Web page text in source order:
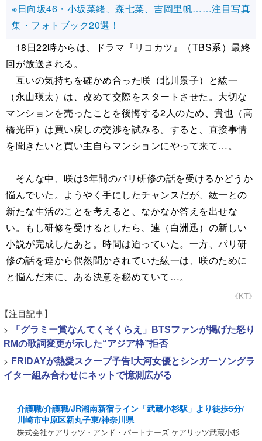
※日向坂46・小坂菜緒、森七菜、吉岡里帆……注目写真
集・フォトブック20選！
18日22時からは、ドラマ『リコカツ』（TBS系）最終
回が放送される。
互いの気持ちを確かめ合った咲（北川景子）と紘一
（永山瑛太）は、改めて交際をスタートさせた。大切な
マンションを売ったことを後悔する2人のため、貴也（高
橋光臣）は買い戻しの交渉を試みる。すると、直接事情
を聞きたいと買い主自らマンションにやって来て…。
そんな中、咲は3年間のパリ研修の話を受けるかどうか
悩んでいた。ようやく手にしたチャンスだが、紘一との
新たな生活のことを考えると、なかなか答えを出せな
い。もし研修を受けるとしたら、連（白洲迅）の新しい
小説が完成したあと。時間は迫っていた。一方、パリ研
修の話を連から偶然聞かされていた紘一は、咲のために
と悩んだ末に、ある決意を秘めていて…。
《KT》
【注目記事】
>
「グラミー賞なんてくそくらえ」BTSファンが掲げた怒り
RMの歌詞変更が示した“アジア枠”拒否
> FRIDAYが熱愛スクープ予告!大河女優とシンガーソングラ
イター組み合わせにネットで憶測広がる
介護職/介護職/JR湘南新宿ライン「武蔵小杉駅」より徒歩5分/
川崎市中原区新丸子東/神奈川県
株式会社ケアリッツ・アンド・パートナーズ ケアリッツ武蔵小杉